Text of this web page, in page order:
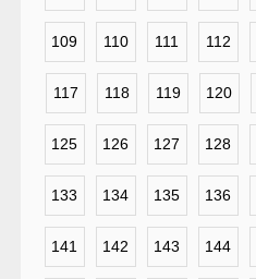
109 110 111 112
117 118 119 120
125 126 127 128
133 134 135 136
141 142 143 144